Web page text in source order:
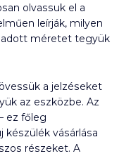
olvassuk el a
leírják, milyen
adott méretet tegyük
a jelzéseket
az eszközbe. Az
ez főleg
vásárlása
részeket. A